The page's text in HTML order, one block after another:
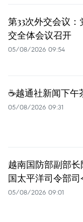
第33次外交会议
交全体会议召开
05/08/2026 09:54
☕️越通社新闻下午
05/08/2026 09:31
越南国防部副部
国太平洋司令部司
05/08/2026 09:01